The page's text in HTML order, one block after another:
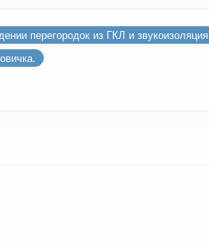
перегородок из ГКЛ и звукоизоляция